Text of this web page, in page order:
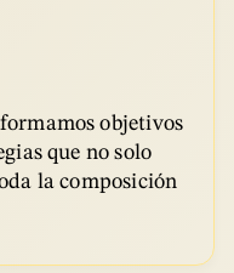
objetivos
que no solo
la composición